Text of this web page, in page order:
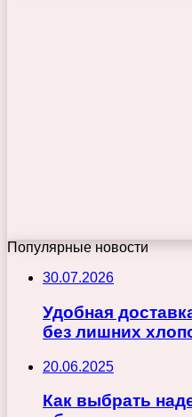
Популярные новости
30.07.2026
Удобная
без лишних
20.06.2025
Как выбрать